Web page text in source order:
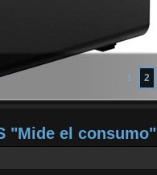
1 2
"Mide el consumo"